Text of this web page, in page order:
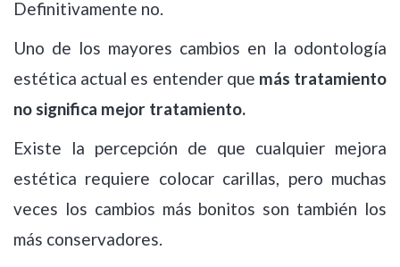
Definitivamente no.
Uno de los mayores cambios en la odontología
estética actual es entender que más tratamiento
no significa mejor tratamiento.
Existe la percepción de que cualquier mejora
estética requiere colocar carillas, pero muchas
veces los cambios más bonitos son también los
más conservadores.